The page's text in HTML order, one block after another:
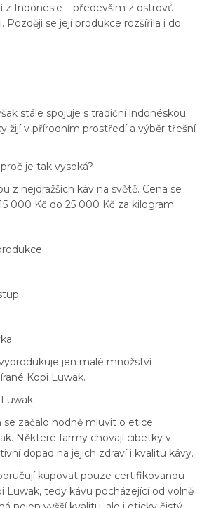
z Indonésie – především z ostrovů
Později se její produkce rozšířila i do:
stále spojuje s tradiční indonéskou
žijí v přírodním prostředí a výběr třešní
je tak vysoká?
z nejdražších káv na světě. Cena se
000 Kč do 25 000 Kč za kilogram.
jen malé množství
Kopi Luwak.
začalo hodně mluvit o etice
Některé farmy chovají cibetky v
dopad na jejich zdraví i kvalitu kávy.
kupovat pouze certifikovanou
Luwak, tedy kávu pocházející od volně